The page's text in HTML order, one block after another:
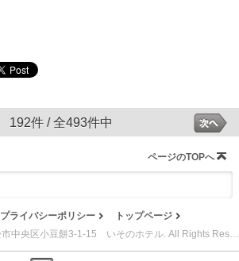
192件 / 全493件中
ページのTOPへ
プライバシーポリシー
トップページ
Copyright 2011. 静岡県浜松市中央区小豆餅3-1-15 いそのホテル. All Rights Reserved.